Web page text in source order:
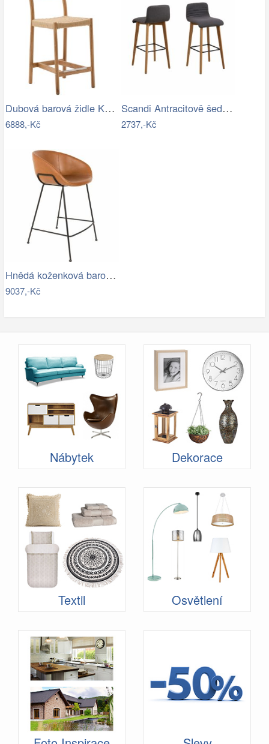
Dubová barová židle Kave Home Yalia s…
6888,-Kč
Scandi Antracitově šedá barová židle…
2737,-Kč
Hnědá koženková barová židle ZUIVER…
9037,-Kč
Nábytek Dekorace
Textil Osvětlení